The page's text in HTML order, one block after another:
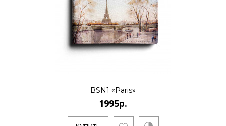
..
1995р.
BSN1 «Paris»
1995р.